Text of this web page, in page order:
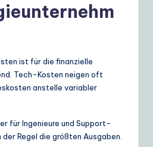
ist für die finanzielle
Tech-Kosten neigen oft
anstelle variabler
für Ingenieure und Support-
Regel die größten Ausgaben.